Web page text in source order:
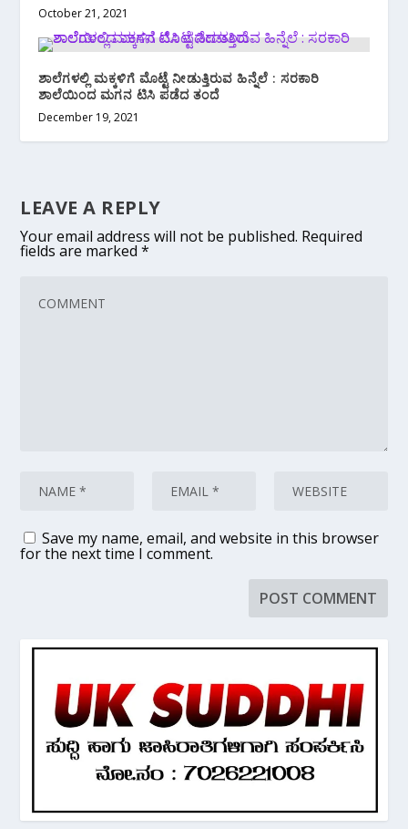
October 21, 2021
ಶಾಲೆಗಳಲ್ಲಿ ಮಕ್ಕಳಿಗೆ ಮೊಟ್ಟೆ ನೀಡುತ್ತಿರುವ ಹಿನ್ನೆಲೆ : ಸರಕಾರಿ
ಶಾಲೆಯಿಂದ‌ ಮಗನ ಟಿಸಿ ಪಡೆದ ತಂದೆ
December 19, 2021
LEAVE A REPLY
Your email address will not be published. Required
fields are marked*
Save my name, email, and website in this browser
for the next time I comment.